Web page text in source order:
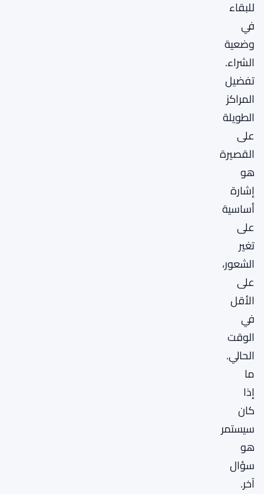
للبقاء
في
وضعية
الشراء.
تفضيل
المراكز
الطويلة
على
القصيرة
هو
إشارة
أساسية
على
تغير
الشعور،
على
الأقل
في
الوقت
الحالي.
ما
إذا
كان
سيستمر
هو
سؤال
آخر.